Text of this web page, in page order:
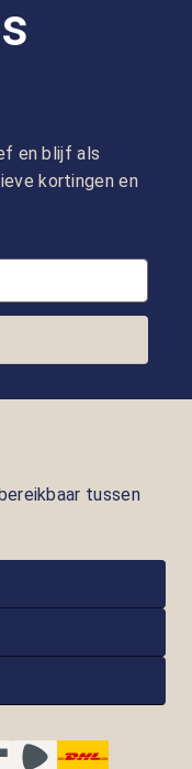
en blijf als
kortingen en
tussen